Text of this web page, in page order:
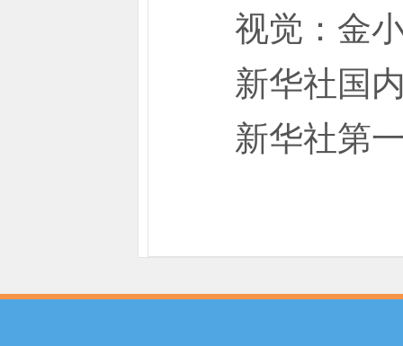
视觉：金小
新华社国内
新华社第一